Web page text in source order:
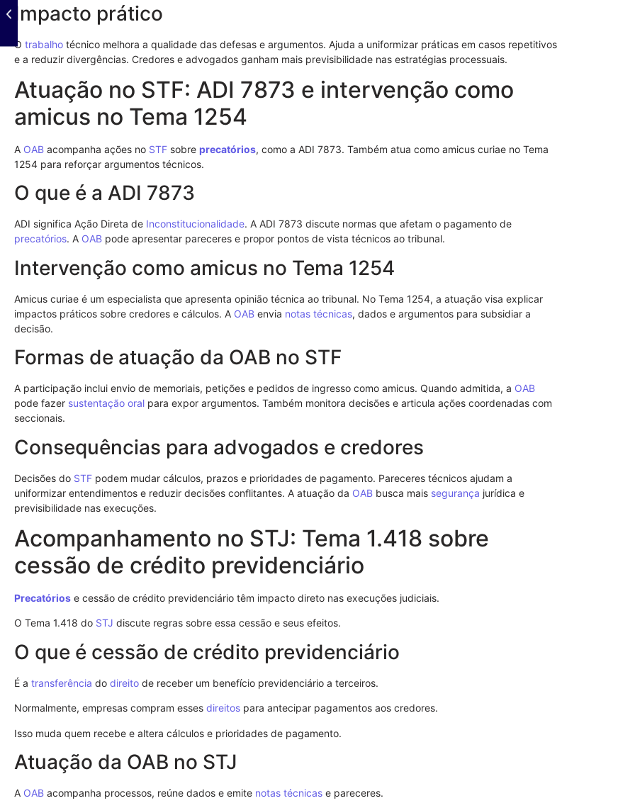
Impacto prático
O trabalho técnico melhora a qualidade das defesas e argumentos. Ajuda a uniformizar práticas em casos repetitivos
e a reduzir divergências. Credores e advogados ganham mais previsibilidade nas estratégias processuais.
Atuação no STF: ADI 7873 e intervenção como
amicus no Tema 1254
A OAB acompanha ações no STF sobre precatórios, como a ADI 7873. Também atua como amicus curiae no Tema
1254 para reforçar argumentos técnicos.
O que é a ADI 7873
ADI significa Ação Direta de Inconstitucionalidade. A ADI 7873 discute normas que afetam o pagamento de
precatórios. A OAB pode apresentar pareceres e propor pontos de vista técnicos ao tribunal.
Intervenção como amicus no Tema 1254
Amicus curiae é um especialista que apresenta opinião técnica ao tribunal. No Tema 1254, a atuação visa explicar
impactos práticos sobre credores e cálculos. A OAB envia notas técnicas, dados e argumentos para subsidiar a
decisão.
Formas de atuação da OAB no STF
A participação inclui envio de memoriais, petições e pedidos de ingresso como amicus. Quando admitida, a OAB
pode fazer sustentação oral para expor argumentos. Também monitora decisões e articula ações coordenadas com
seccionais.
Consequências para advogados e credores
Decisões do STF podem mudar cálculos, prazos e prioridades de pagamento. Pareceres técnicos ajudam a
uniformizar entendimentos e reduzir decisões conflitantes. A atuação da OAB busca mais segurança jurídica e
previsibilidade nas execuções.
Acompanhamento no STJ: Tema 1.418 sobre
cessão de crédito previdenciário
Precatórios e cessão de crédito previdenciário têm impacto direto nas execuções judiciais.
O Tema 1.418 do STJ discute regras sobre essa cessão e seus efeitos.
O que é cessão de crédito previdenciário
É a transferência do direito de receber um benefício previdenciário a terceiros.
Normalmente, empresas compram esses direitos para antecipar pagamentos aos credores.
Isso muda quem recebe e altera cálculos e prioridades de pagamento.
Atuação da OAB no STJ
A OAB acompanha processos, reúne dados e emite notas técnicas e pareceres.